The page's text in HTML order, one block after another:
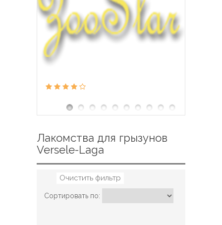
Лакомства для грызунов
Versele-Laga
Очистить фильтр
Сортировать по: